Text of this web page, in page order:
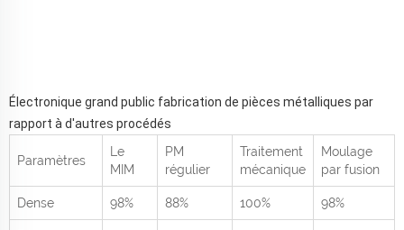
Électronique grand public fabrication de pièces métalliques par
rapport à d'autres procédés
Paramètres
Le
MIM
PM
régulier
Traitement
mécanique
Moulage
par fusion
Dense 98% 88% 100% 98%